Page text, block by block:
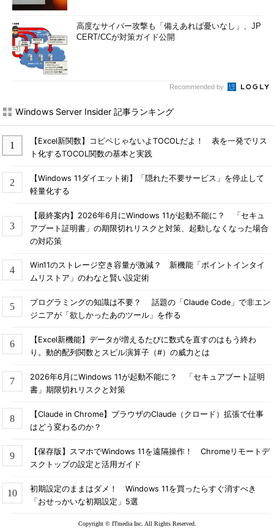
高度なサイバー攻撃も「備えあれば憂いなし」、JP
CERT/CCが対策ガイド公開
Recommended by
Windows Server Insider 記事ランキング
【Excel新関数】コピペじゃないよTOCOLだよ！ 表を一発でリス
ト化するTOCOL関数の基本と実践
【Windows 11ダイエット術】「隠れた不要サービス」を停止して
軽量化する
【最終案内】2026年6月にWindows 11が起動不能に？ 「セキュ
アブート証明書」の期限切れリスクと対策、起動しなくなった場合
の対応策
Win11のストレージ空き容量が激減？ 新機能「ポイントインタイ
ムリストア」のわなと賢い設定術
プログラミングの知識は不要？ 話題の「Claude Code」で非エン
ジニアが「欲しかったあのツール」を作る
【Excel新機能】データが増えるたびに数式を直すのはもう終わ
り。動的配列関数とスピル演算子（#）の威力とは
2026年6月にWindows 11が起動不能に？ 「セキュアブート証明
書」期限切れリスクと対策
【Claude in Chrome】ブラウザのClaude（クロード）拡張で仕事
はどう変わるのか？
【保存版】スマホでWindows 11を遠隔操作！ Chromeリモートデ
スクトップの設定と活用ガイド
初期設定のままはダメ！ Windows 11を買ったらすぐ消すべき
「おせっかいな初期設定」5選
Copyright © ITmedia Inc. All Rights Reserved.